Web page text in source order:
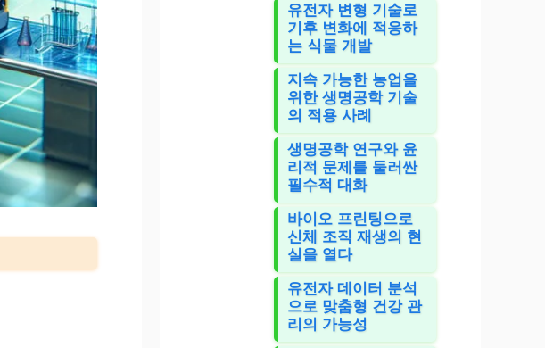
유전자 변형 기술로
기후 변화에 적응하
는 식물 개발
지속 가능한 농업을
위한 생명공학 기술
의 적용 사례
생명공학 연구와 윤
리적 문제를 둘러싼
필수적 대화
바이오 프린팅으로
신체 조직 재생의 현
실을 열다
유전자 데이터 분석
으로 맞춤형 건강 관
리의 가능성